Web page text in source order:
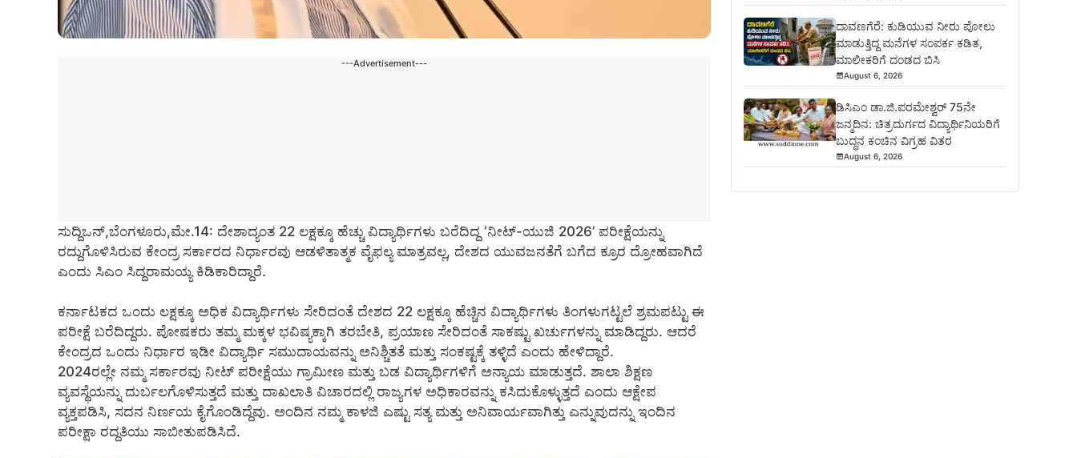
---Advertisement---
ಸುದ್ದಿಒನ್,ಬೆಂಗಳೂರು,ಮೇ.14: ದೇಶಾದ್ಯಂತ 22 ಲಕ್ಷಕ್ಕೂ ಹೆಚ್ಚು ವಿದ್ಯಾರ್ಥಿಗಳು ಬರೆದಿದ್ದ ‘ನೀಟ್-ಯುಜಿ 2026’ ಪರೀಕ್ಷೆಯನ್ನು
ರದ್ದುಗೊಳಿಸಿರುವ ಕೇಂದ್ರ ಸರ್ಕಾರದ ನಿರ್ಧಾರವು ಆಡಳಿತಾತ್ಮಕ ವೈಫಲ್ಯ ಮಾತ್ರವಲ್ಲ, ದೇಶದ ಯುವಜನತೆಗೆ ಬಗೆದ ಕ್ರೂರ ದ್ರೋಹವಾಗಿದೆ
ಎಂದು ಸಿಎಂ ಸಿದ್ದರಾಮಯ್ಯ ಕಿಡಿಕಾರಿದ್ದಾರೆ.
ಕರ್ನಾಟಕದ ಒಂದು ಲಕ್ಷಕ್ಕೂ ಅಧಿಕ ವಿದ್ಯಾರ್ಥಿಗಳು ಸೇರಿದಂತೆ ದೇಶದ 22 ಲಕ್ಷಕ್ಕೂ ಹೆಚ್ಚಿನ ವಿದ್ಯಾರ್ಥಿಗಳು ತಿಂಗಳುಗಟ್ಟಲೆ ಶ್ರಮಪಟ್ಟು ಈ
ಪರೀಕ್ಷೆ ಬರೆದಿದ್ದರು. ಪೋಷಕರು ತಮ್ಮ ಮಕ್ಕಳ ಭವಿಷ್ಯಕ್ಕಾಗಿ ತರಬೇತಿ, ಪ್ರಯಾಣ ಸೇರಿದಂತೆ ಸಾಕಷ್ಟು ಖರ್ಚುಗಳನ್ನು ಮಾಡಿದ್ದರು. ಆದರೆ
ಕೇಂದ್ರದ ಒಂದು ನಿರ್ಧಾರ ಇಡೀ ವಿದ್ಯಾರ್ಥಿ ಸಮುದಾಯವನ್ನು ಅನಿಶ್ಚಿತತೆ ಮತ್ತು ಸಂಕಷ್ಟಕ್ಕೆ ತಳ್ಳಿದೆ ಎಂದು ಹೇಳಿದ್ದಾರೆ.
2024ರಲ್ಲೇ ನಮ್ಮ ಸರ್ಕಾರವು ನೀಟ್ ಪರೀಕ್ಷೆಯು ಗ್ರಾಮೀಣ ಮತ್ತು ಬಡ ವಿದ್ಯಾರ್ಥಿಗಳಿಗೆ ಅನ್ಯಾಯ ಮಾಡುತ್ತದೆ. ಶಾಲಾ ಶಿಕ್ಷಣ
ವ್ಯವಸ್ಥೆಯನ್ನು ದುರ್ಬಲಗೊಳಿಸುತ್ತದೆ ಮತ್ತು ದಾಖಲಾತಿ ವಿಚಾರದಲ್ಲಿ ರಾಜ್ಯಗಳ ಅಧಿಕಾರವನ್ನು ಕಸಿದುಕೊಳ್ಳುತ್ತದೆ ಎಂದು ಆಕ್ಷೇಪ
ವ್ಯಕ್ತಪಡಿಸಿ, ಸದನ ನಿರ್ಣಯ ಕೈಗೊಂಡಿದ್ದೆವು. ಅಂದಿನ ನಮ್ಮ ಕಾಳಜಿ ಎಷ್ಟು ಸತ್ಯ ಮತ್ತು ಅನಿವಾರ್ಯವಾಗಿತ್ತು ಎನ್ನುವುದನ್ನು ಇಂದಿನ
ಪರೀಕ್ಷಾ ರದ್ದತಿಯು ಸಾಬೀತುಪಡಿಸಿದೆ.
ದಾವಣಗೆರೆ: ಕುಡಿಯುವ ನೀರು ಪೋಲು
ಮಾಡುತ್ತಿದ್ದ ಮನೆಗಳ ಸಂಪರ್ಕ ಕಡಿತ,
ಮಾಲೀಕರಿಗೆ ದಂಡದ ಬಿಸಿ
August 6, 2026
ಡಿಸಿಎಂ ಡಾ.ಜಿ.ಪರಮೇಶ್ವರ್ 75ನೇ
ಜನ್ಮದಿನ: ಚಿತ್ರದುರ್ಗದ ವಿದ್ಯಾರ್ಥಿನಿಯರಿಗೆ
ಬುದ್ಧನ ಕಂಚಿನ ವಿಗ್ರಹ ವಿತರ
August 6, 2026